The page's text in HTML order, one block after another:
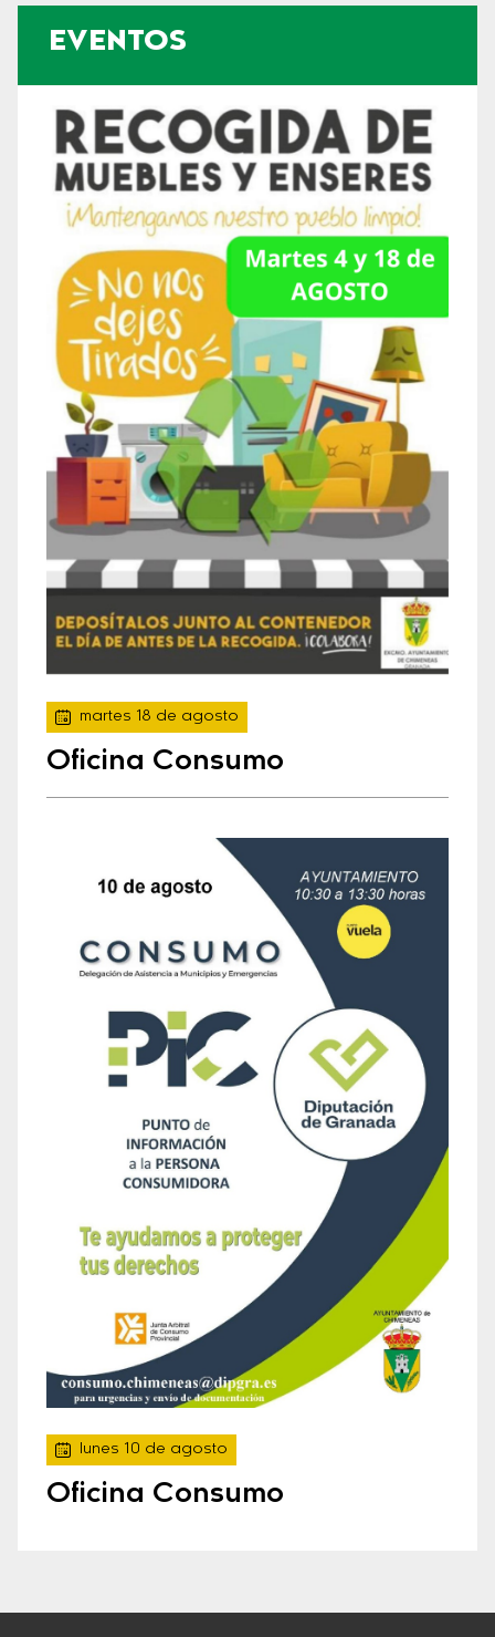
EVENTOS
martes 18 de agosto
Oficina Consumo
lunes 10 de agosto
Oficina Consumo